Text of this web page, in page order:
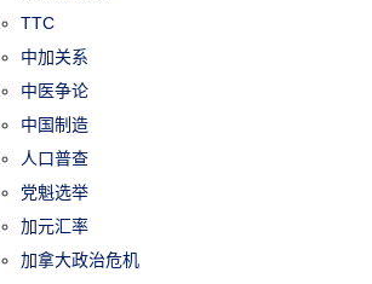
TTC
中加关系
中医争论
中国制造
人口普查
党魁选举
加元汇率
加拿大政治危机